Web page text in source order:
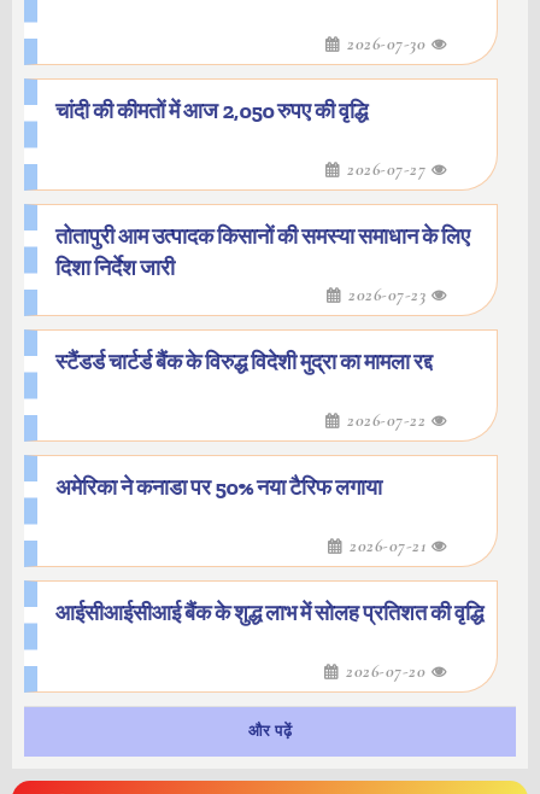
2026-07-30
चांदी की कीमतों में आज 2,050 रुपए की वृद्धि
2026-07-27
तोतापुरी आम उत्पादक किसानों की समस्या समाधान के लिए
दिशा निर्देश जारी
2026-07-23
स्टैंडर्ड चार्टर्ड बैंक के विरुद्ध विदेशी मुद्रा का मामला रद्द
2026-07-22
अमेरिका ने कनाडा पर 50% नया टैरिफ लगाया
2026-07-21
आईसीआईसीआई बैंक के शुद्ध लाभ में सोलह प्रतिशत की वृद्धि
2026-07-20
और पढ़ें